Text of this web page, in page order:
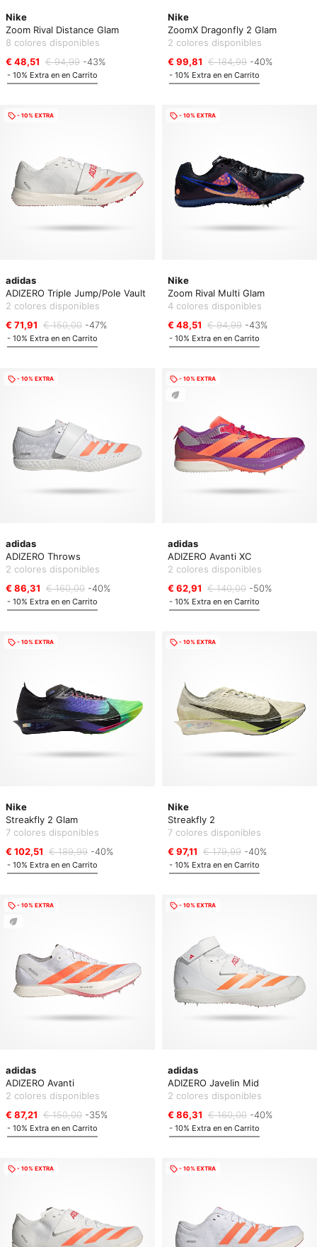
Nike
Zoom Rival Distance Glam
8 colores disponibles
€ 48,51 € 94,99 -43%
- 10% Extra en en Carrito
Nike
ZoomX Dragonfly 2 Glam
2 colores disponibles
€ 99,81 € 184,99 -40%
- 10% Extra en en Carrito
adidas
ADIZERO Triple Jump/Pole Vault
2 colores disponibles
€ 71,91 € 150,00 -47%
- 10% Extra en en Carrito
- 10% EXTRA
Nike
Zoom Rival Multi Glam
4 colores disponibles
€ 48,51 € 94,99 -43%
- 10% Extra en en Carrito
- 10% EXTRA
adidas
ADIZERO Throws
2 colores disponibles
€ 86,31 € 160,00 -40%
- 10% Extra en en Carrito
- 10% EXTRA
adidas
ADIZERO Avanti XC
2 colores disponibles
€ 62,91 € 140,00 -50%
- 10% Extra en en Carrito
- 10% EXTRA
Nike
Streakfly 2 Glam
7 colores disponibles
€ 102,51 € 189,99 -40%
- 10% Extra en en Carrito
- 10% EXTRA
Nike
Streakfly 2
7 colores disponibles
€ 97,11 € 179,99 -40%
- 10% Extra en en Carrito
- 10% EXTRA
adidas
ADIZERO Avanti
2 colores disponibles
€ 87,21 € 150,00 -35%
- 10% Extra en en Carrito
- 10% EXTRA
adidas
ADIZERO Javelin Mid
2 colores disponibles
€ 86,31 € 160,00 -40%
- 10% Extra en en Carrito
- 10% EXTRA
- 10% EXTRA - 10% EXTRA